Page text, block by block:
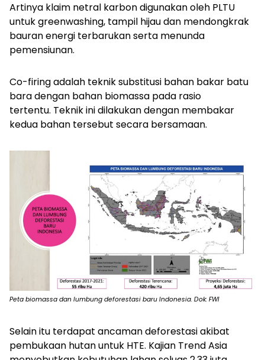
Artinya klaim netral karbon digunakan oleh PLTU
untuk greenwashing, tampil hijau dan mendongkrak
bauran energi terbarukan serta menunda
pemensiunan.
Co-firing adalah teknik substitusi bahan bakar batu
bara dengan bahan biomassa pada rasio
tertentu. Teknik ini dilakukan dengan membakar
kedua bahan tersebut secara bersamaan.
Peta biomassa dan lumbung deforestasi baru Indonesia. Dok: FWI
Selain itu terdapat ancaman deforestasi akibat
pembukaan hutan untuk HTE. Kajian Trend Asia